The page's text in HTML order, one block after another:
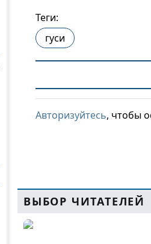
Теги:
гуси
Авторизуйтесь, чтобы
ВЫБОР ЧИТАТЕЛЕЙ